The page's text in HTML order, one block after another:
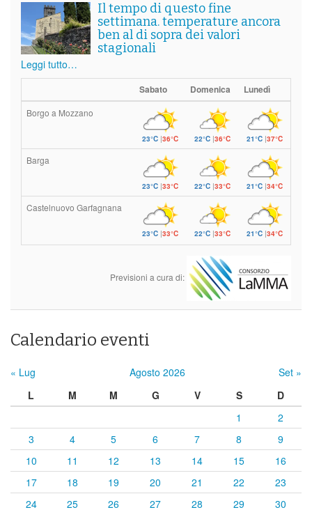
Il tempo di questo fine
settimana. temperature ancora
ben al di sopra dei valori
stagionali
Leggi tutto…
Sabato Domenica Lunedì
Borgo a Mozzano
23°C|36°C 22°C|36°C 21°C |37°C
Barga
23°C|33°C 22°C|33°C 21°C |34°C
Castelnuovo Garfagnana
23°C|33°C 22°C|33°C 21°C |34°C
Previsioni a cura di:
Calendario eventi
« Lug Agosto 2026
Set »
L
M M G V S
D
1
2
3
4 5 6 7 8
9
10
11 12 13 14 15
16
17
18 19 20 21 22
23
24
25 26 27 28 29 30